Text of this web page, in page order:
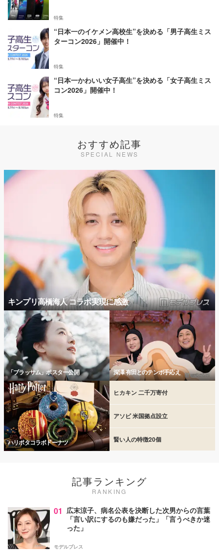
特集
“日本一のイケメン高校生”を決める「男子高生ミス
ターコン2026」開催中！
特集
“日本一かわいい女子高生”を決める「女子高生ミス
コン2026」開催中！
特集
おすすめ記事
SPECIAL NEWS
キンプリ高橋海人 コラボ実現に感激
「ブラッサム」ポスター公開 深澤 有田とのテンポ手応え
ハリポタコラボドーナツ
ヒカキン 二千万寄付
アソビ 米国拠点設立
賢い人の特徴20個
記事ランキング
RANKING
01 広末涼子、病名公表を決断した次男からの言葉
「言い訳にするのも嫌だった」「言うべきか迷
った」
モデルプレス